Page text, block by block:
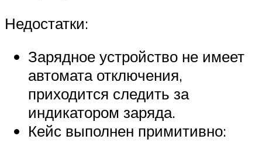
Недостатки:
Зарядное устройство не имеет
автомата отключения,
приходится следить за
индикатором заряда.
Кейс выполнен примитивно: